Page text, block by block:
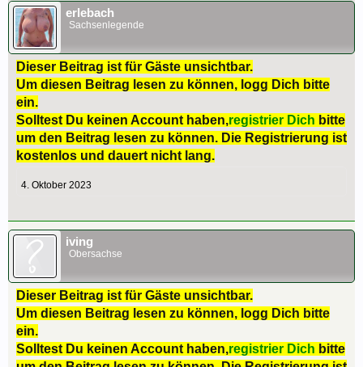
erlebach
Sachsenlegende
Dieser Beitrag ist für Gäste unsichtbar.
Um diesen Beitrag lesen zu können, logg Dich bitte
ein.
Solltest Du keinen Account haben,registrier Dich bitte
um den Beitrag lesen zu können. Die Registrierung ist
kostenlos und dauert nicht lang.
4. Oktober 2023
iving
Obersachse
Dieser Beitrag ist für Gäste unsichtbar.
Um diesen Beitrag lesen zu können, logg Dich bitte
ein.
Solltest Du keinen Account haben,registrier Dich bitte